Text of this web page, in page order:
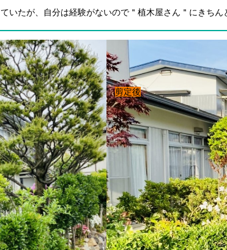
いたが、自分は経験がないので＂植木屋さん＂にきちん
剪定後